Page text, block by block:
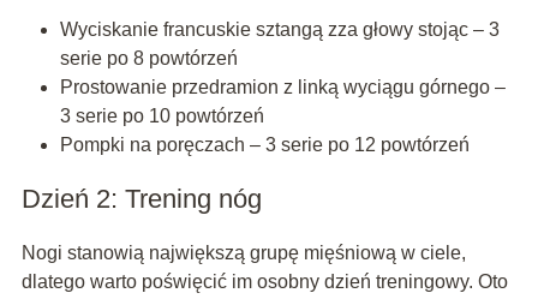
Wyciskanie francuskie sztangą zza głowy stojąc – 3
serie po 8 powtórzeń
Prostowanie przedramion z linką wyciągu górnego –
3 serie po 10 powtórzeń
Pompki na poręczach – 3 serie po 12 powtórzeń
Dzień 2: Trening nóg
Nogi stanowią największą grupę mięśniową w ciele,
dlatego warto poświęcić im osobny dzień treningowy. Oto